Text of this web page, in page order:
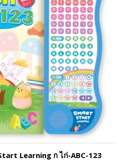
Learning ก ไก่-ABC-123